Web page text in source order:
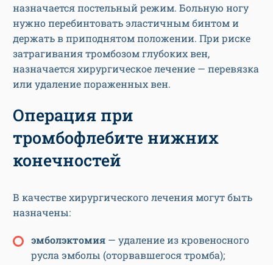
назначается постельный режим. Больную ногу
нужно перебинтовать эластичным бинтом и
держать в приподнятом положении. При риске
затрагивания тромбозом глубоких вен,
назначается хирургическое лечение — перевязка
или удаление пораженных вен.
Операция при
тромбофлебите нижних
конечностей
В качестве хирургического лечения могут быть
назначены:
эмболэктомия — удаление из кровеносного
русла эмболы (оторвавшегося тромба);